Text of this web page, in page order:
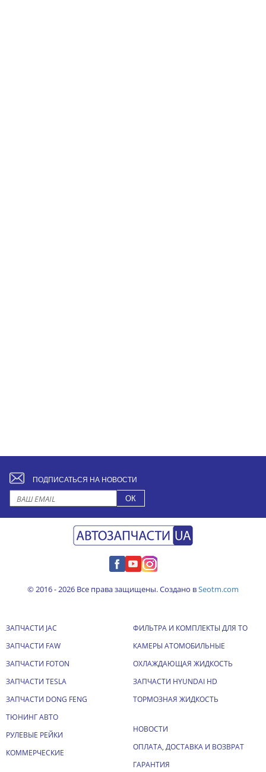
ПОДПИСАТЬСЯ НА НОВОСТИ
© 2016 - 2026 Все права защищены. Создано вSeotm.com
ЗАПЧАСТИ JAC
ЗАПЧАСТИ FAW
ЗАПЧАСТИ FOTON
ЗАПЧАСТИ TESLA
ЗАПЧАСТИ DONG FENG
ТЮНИНГ АВТО
РУЛЕВЫЕ РЕЙКИ
КОММЕРЧЕСКИЕ
ФИЛЬТРА И КОМПЛЕКТЫ ДЛЯ ТО
КАМЕРЫ АТОМОБИЛЬНЫЕ
ОХЛАЖДАЮЩАЯ ЖИДКОСТЬ
ЗАПЧАСТИ HYUNDAI HD
ТОРМОЗНАЯ ЖИДКОСТЬ
НОВОСТИ
ОПЛАТА, ДОСТАВКА И ВОЗВРАТ
ГАРАНТИЯ